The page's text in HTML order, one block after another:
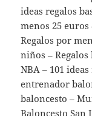
ideas regalos
menos 25 euros
Regalos por
niños –
NBA – 101
entrenador
baloncesto –
Baloncesto San